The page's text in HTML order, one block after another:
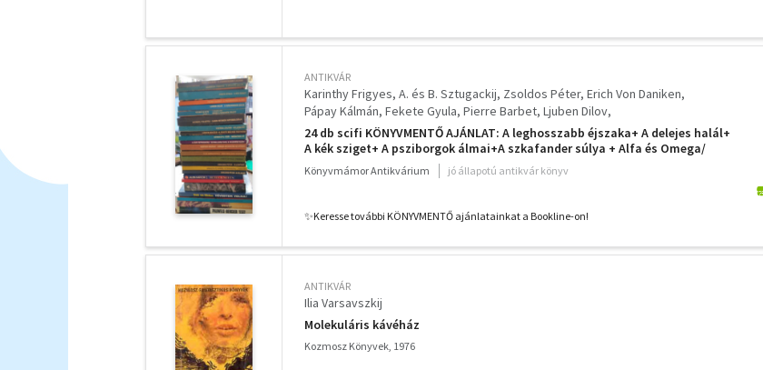
ANTIKVÁR
Karinthy Frigyes A. és B. Sztugackij Zsoldos Péter Erich Von Daniken
Pápay Kálmán Fekete Gyula Pierre Barbet Ljuben Dilov
Zsuravljova, V.-Jurjev, Z. Alekszej Tolsztoj CSERNAI ZOLTÁN Ludvík Soucek
Gennagyij Gor Günther Krupkat Ilia Varsavszkij
24 db scifi KÖNYVMENTŐ AJÁNLAT: A leghosszabb éjszaka+ A delejes halál+
A kék sziget+ A psziborgok álmai+A szkafander súlya + Alfa és Omega/
Hóhíd a szakadék fölött+ Garin mérnök hiperboloidja+ Atleóntisz+ A
fekete bolygó testvérei+ Varázsos út+
Könyvmámor Antikvárium jó állapotú antikvár könyv
✨️Keresse további KÖNYVMENTŐ ajánlatainkat a Bookline-on!
ANTIKVÁR
Ilia Varsavszkij
Molekuláris kávéház
Kozmosz Könyvek, 1976